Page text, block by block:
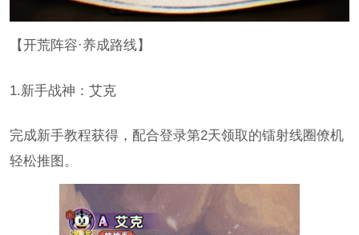
【开荒阵容·养成路线】
1.新手战神：艾克
完成新手教程获得，配合登录第2天领取的镭射线圈僚机
轻松推图。